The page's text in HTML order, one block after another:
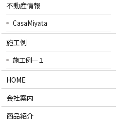
不動産情報
CasaMiyata
施工例
施工例ー１
HOME
会社案内
商品紹介